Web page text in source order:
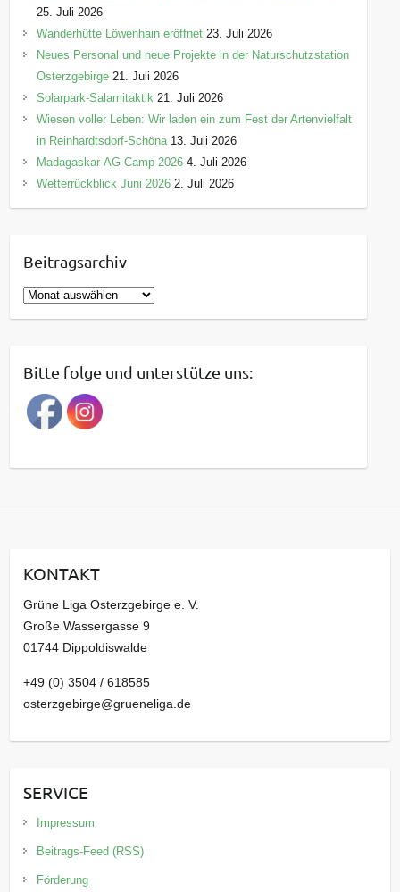
25. Juli 2026
Wanderhütte Löwenhain eröffnet 23. Juli 2026
Neues Personal und neue Projekte in der Naturschutzstation
Osterzgebirge 21. Juli 2026
Solarpark-Salamitaktik 21. Juli 2026
Wiesen voller Leben: Wir laden ein zum Fest der Artenvielfalt
in Reinhardtsdorf-Schöna 13. Juli 2026
Madagaskar-AG-Camp 2026 4. Juli 2026
Wetterrückblick Juni 2026 2. Juli 2026
Beitragsarchiv
B
e
r
a
g
a
v
Bitte folge und unterstütze uns:
KONTAKT
Grüne Liga Osterzgebirge e. V.
Große Wassergasse 9
01744 Dippoldiswalde
+49 (0) 3504 / 618585
osterzgebirge@grueneliga.de
SERVICE
Impressum
Beitrags-Feed (RSS)
Förderung